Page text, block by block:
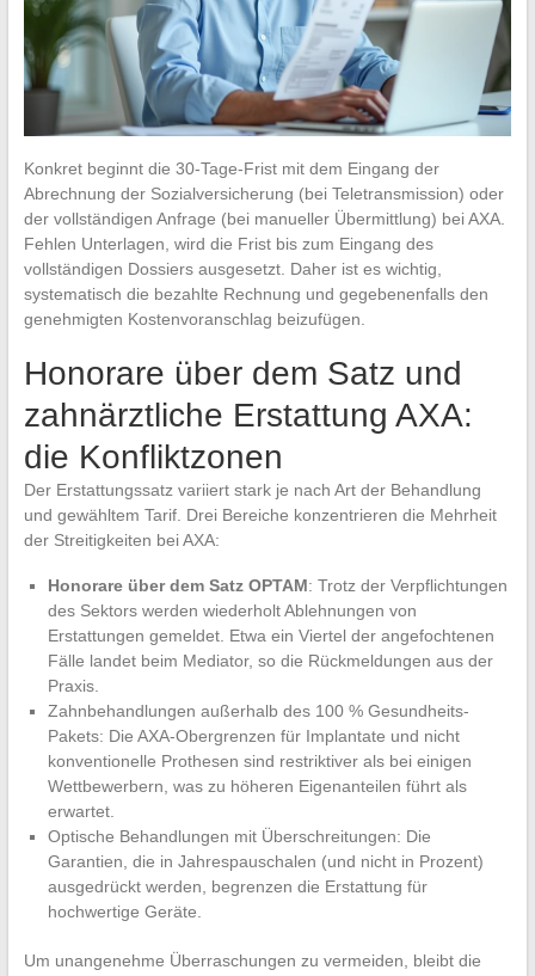
Konkret beginnt die 30-Tage-Frist mit dem Eingang der
Abrechnung der Sozialversicherung (bei Teletransmission) oder
der vollständigen Anfrage (bei manueller Übermittlung) bei AXA.
Fehlen Unterlagen, wird die Frist bis zum Eingang des
vollständigen Dossiers ausgesetzt. Daher ist es wichtig,
systematisch die bezahlte Rechnung und gegebenenfalls den
genehmigten Kostenvoranschlag beizufügen.
Honorare über dem Satz und
zahnärztliche Erstattung AXA:
die Konfliktzonen
Der Erstattungssatz variiert stark je nach Art der Behandlung
und gewähltem Tarif. Drei Bereiche konzentrieren die Mehrheit
der Streitigkeiten bei AXA:
Honorare über dem Satz OPTAM: Trotz der Verpflichtungen
des Sektors werden wiederholt Ablehnungen von
Erstattungen gemeldet. Etwa ein Viertel der angefochtenen
Fälle landet beim Mediator, so die Rückmeldungen aus der
Praxis.
Zahnbehandlungen außerhalb des 100 % Gesundheits-
Pakets: Die AXA-Obergrenzen für Implantate und nicht
konventionelle Prothesen sind restriktiver als bei einigen
Wettbewerbern, was zu höheren Eigenanteilen führt als
erwartet.
Optische Behandlungen mit Überschreitungen: Die
Garantien, die in Jahrespauschalen (und nicht in Prozent)
ausgedrückt werden, begrenzen die Erstattung für
hochwertige Geräte.
Um unangenehme Überraschungen zu vermeiden, bleibt die